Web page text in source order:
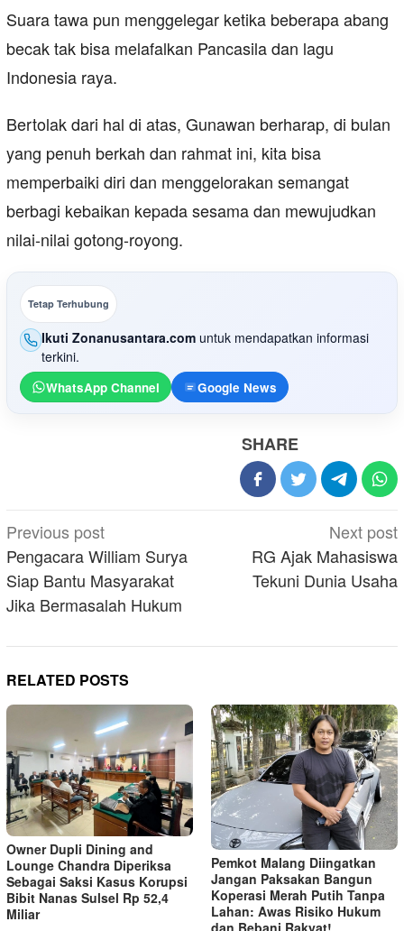
Suara tawa pun menggelegar ketika beberapa abang
becak tak bisa melafalkan Pancasila dan lagu
Indonesia raya.
Bertolak dari hal di atas, Gunawan berharap, di bulan
yang penuh berkah dan rahmat ini, kita bisa
memperbaiki diri dan menggelorakan semangat
berbagi kebaikan kepada sesama dan mewujudkan
nilai-nilai gotong-royong.
Tetap Terhubung
Ikuti Zonanusantara.com untuk mendapatkan informasi
terkini.
WhatsApp Channel Google News
SHARE
Post
navigation
Previous post
Pengacara William Surya
Siap Bantu Masyarakat
Jika Bermasalah Hukum
Next post
RG Ajak Mahasiswa
Tekuni Dunia Usaha
RELATED POSTS
Owner Dupli Dining and
Lounge Chandra Diperiksa
Sebagai Saksi Kasus Korupsi
Bibit Nanas Sulsel Rp 52,4
Miliar
Pemkot Malang Diingatkan
Jangan Paksakan Bangun
Koperasi Merah Putih Tanpa
Lahan: Awas Risiko Hukum
dan Bebani Rakyat!